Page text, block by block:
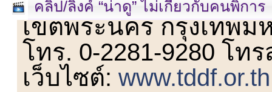
คลิป/ลิงค์ “น่าดู” ไม่เกี่ยวกับคนพิการ
เขตพระนคร กรุงเทพม
โทร. 0-2281-9280 โท
เว็บไซต์:www.tddf.or.th